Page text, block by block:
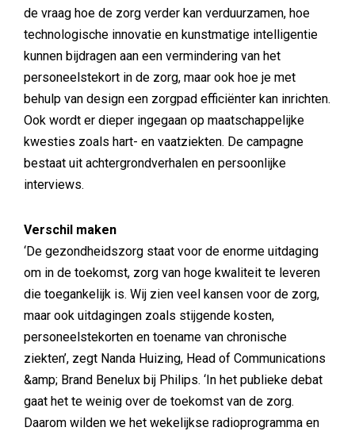
de vraag hoe de zorg verder kan verduurzamen, hoe
technologische innovatie en kunstmatige intelligentie
kunnen bijdragen aan een vermindering van het
personeelstekort in de zorg, maar ook hoe je met
behulp van design een zorgpad efficiënter kan inrichten.
Ook wordt er dieper ingegaan op maatschappelijke
kwesties zoals hart- en vaatziekten. De campagne
bestaat uit achtergrondverhalen en persoonlijke
interviews.
Verschil maken
‘De gezondheidszorg staat voor de enorme uitdaging
om in de toekomst, zorg van hoge kwaliteit te leveren
die toegankelijk is. Wij zien veel kansen voor de zorg,
maar ook uitdagingen zoals stijgende kosten,
personeelstekorten en toename van chronische
ziekten’, zegt Nanda Huizing, Head of Communications
&amp; Brand Benelux bij Philips. ‘In het publieke debat
gaat het te weinig over de toekomst van de zorg.
Daarom wilden we het wekelijkse radioprogramma en